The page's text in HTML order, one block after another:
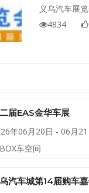
义乌汽车展
览中心隆重
4834
届EAS金华车展
年06月20日 - 06月21
车空间
汽车城第14届购车